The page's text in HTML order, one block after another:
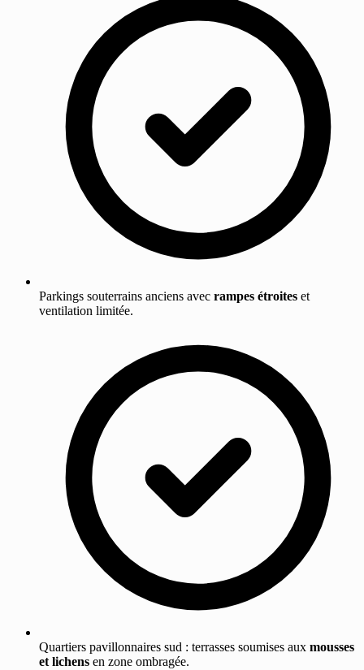
Parkings souterrains anciens avec rampes étroites et
ventilation limitée.
Quartiers pavillonnaires sud : terrasses soumises aux mousses
et lichens en zone ombragée.